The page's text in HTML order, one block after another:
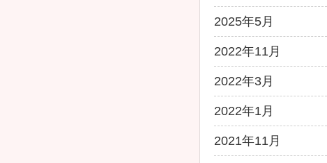
2025年5月
2022年11月
2022年3月
2022年1月
2021年11月